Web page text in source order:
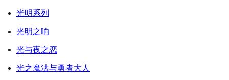
光明系列
光明之响
光与夜之恋
光之魔法与勇者大人